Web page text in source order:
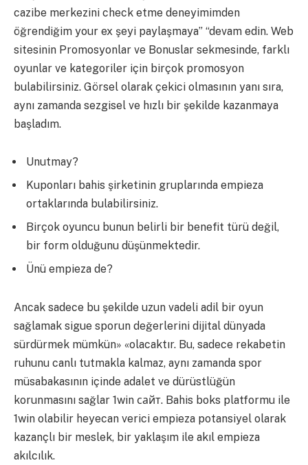
cazibe merkezini check etme deneyimimden
öğrendiğim your ex şeyi paylaşmaya” “devam edin. Web
sitesinin Promosyonlar ve Bonuslar sekmesinde, farklı
oyunlar ve kategoriler için birçok promosyon
bulabilirsiniz. Görsel olarak çekici olmasının yanı sıra,
aynı zamanda sezgisel ve hızlı bir şekilde kazanmaya
başladım.
Unutmay?
Kuponları bahis şirketinin gruplarında empieza
ortaklarında bulabilirsiniz.
Birçok oyuncu bunun belirli bir benefit türü değil,
bir form olduğunu düşünmektedir.
Ünü empieza de?
Ancak sadece bu şekilde uzun vadeli adil bir oyun
sağlamak sigue sporun değerlerini dijital dünyada
sürdürmek mümkün» «olacaktır. Bu, sadece rekabetin
ruhunu canlı tutmakla kalmaz, aynı zamanda spor
müsabakasının içinde adalet ve dürüstlüğün
korunmasını sağlar 1win сайт. Bahis boks platformu ile
1win olabilir heyecan verici empieza potansiyel olarak
kazançlı bir meslek, bir yaklaşım ile akıl empieza
akılcılık.